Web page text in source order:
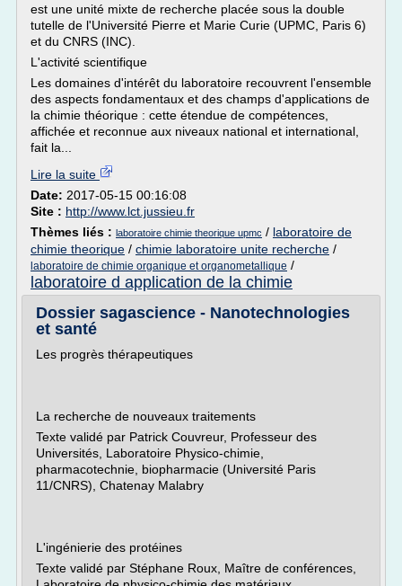
est une unité mixte de recherche placée sous la double
tutelle de l'Université Pierre et Marie Curie (UPMC, Paris 6)
et du CNRS (INC).
L'activité scientifique
Les domaines d'intérêt du laboratoire recouvrent l'ensemble
des aspects fondamentaux et des champs d'applications de
la chimie théorique : cette étendue de compétences,
affichée et reconnue aux niveaux national et international,
fait la...
Lire la suite
Date: 2017-05-15 00:16:08
Site : http://www.lct.jussieu.fr
Thèmes liés : laboratoire chimie theorique upmc / laboratoire de
chimie theorique / chimie laboratoire unite recherche /
laboratoire de chimie organique et organometallique /
laboratoire d application de la chimie
Dossier sagascience - Nanotechnologies
et santé
Les progrès thérapeutiques
La recherche de nouveaux traitements
Texte validé par Patrick Couvreur, Professeur des
Universités, Laboratoire Physico-chimie,
pharmacotechnie, biopharmacie (Université Paris
11/CNRS), Chatenay Malabry
L'ingénierie des protéines
Texte validé par Stéphane Roux, Maître de conférences,